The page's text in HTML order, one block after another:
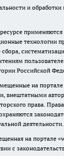
и
применяются
технологии
Российской
на портале
внештатными
права.
деятельности.
на портале
с